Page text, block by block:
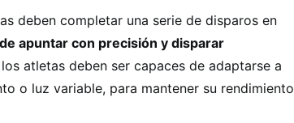
deben completar una serie de disparos en
apuntar con precisión y disparar
atletas deben ser capaces de adaptarse a
o luz variable, para mantener su rendimiento